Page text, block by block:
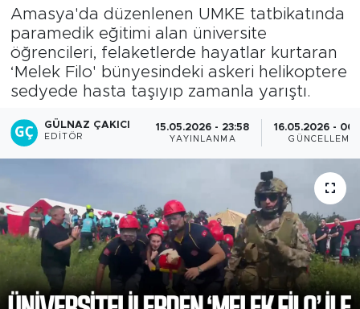
Amasya'da düzenlenen UMKE tatbikatında
paramedik eğitimi alan üniversite
öğrencileri, felaketlerde hayatlar kurtaran
‘Melek Filo' bünyesindeki askeri helikoptere
sedyede hasta taşıyıp zamanla yarıştı.
GÜLNAZ ÇAKICI
EDITÖR
15.05.2026 - 23:58
YAYINLANMA
16.05.2026 -
GÜNCELLEME
Son Dakika Haberleri
Haber Arşivi